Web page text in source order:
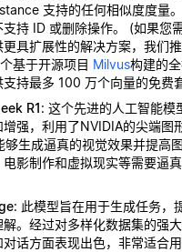
支持的任何相似度度量
持 ID 或删除操作。 (如果您
具扩展性的解决方案，我们
基于开源项目 Milvus构建的
支持最多 100 万个向量的免费
R1: 这个先进的人工智能模
强，利用了NVIDIA的尖端图
够生成逼真的视觉效果并提高
影制作和虚拟现实等需要逼
: 此模型旨在用于生成任务，
。经过对多样化数据集的强
话方面表现出色，非常适合